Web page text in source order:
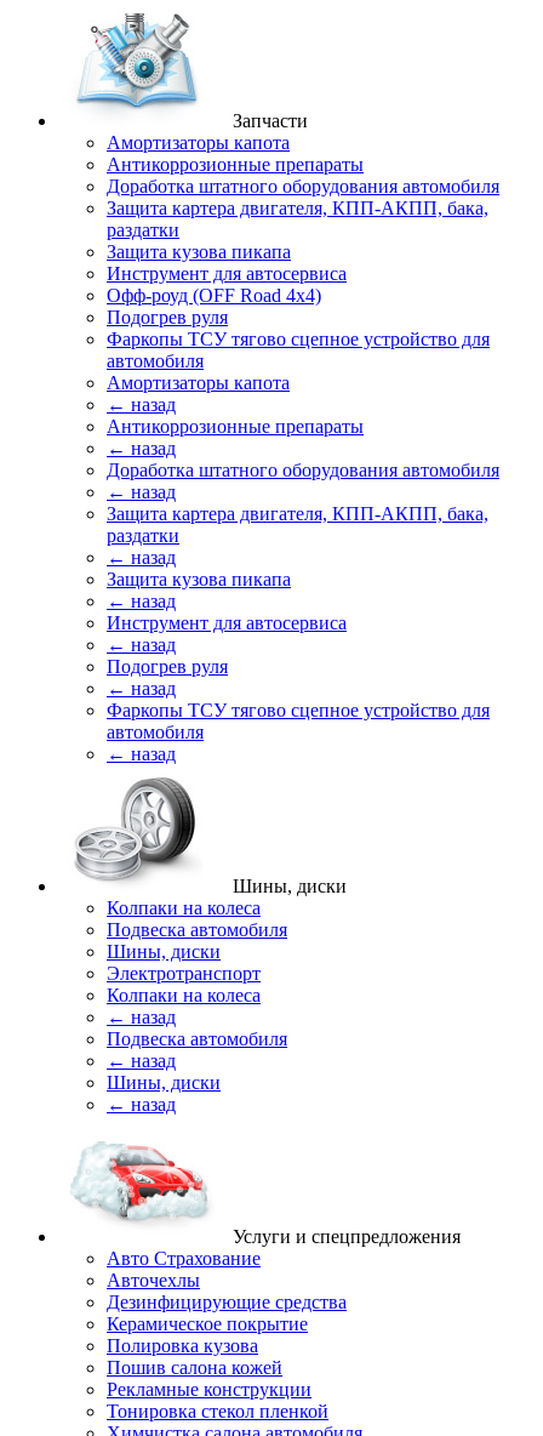
Запчасти
Амортизаторы капота
Антикоррозионные препараты
Доработка штатного оборудования автомобиля
Защита картера двигателя, КПП-АКПП, бака,
раздатки
Защита кузова пикапа
Инструмент для автосервиса
Офф-роуд (OFF Road 4x4)
Подогрев руля
Фаркопы ТСУ тягово сцепное устройство для
автомобиля
Амортизаторы капота
← назад
Антикоррозионные препараты
← назад
Доработка штатного оборудования автомобиля
← назад
Защита картера двигателя, КПП-АКПП, бака,
раздатки
← назад
Защита кузова пикапа
← назад
Инструмент для автосервиса
← назад
Подогрев руля
← назад
Фаркопы ТСУ тягово сцепное устройство для
автомобиля
← назад
Шины, диски
Колпаки на колеса
Подвеска автомобиля
Шины, диски
Электротранспорт
Колпаки на колеса
← назад
Подвеска автомобиля
← назад
Шины, диски
← назад
Услуги и спецпредложения
Авто Страхование
Авточехлы
Дезинфицирующие средства
Керамическое покрытие
Полировка кузова
Пошив салона кожей
Рекламные конструкции
Тонировка стекол пленкой